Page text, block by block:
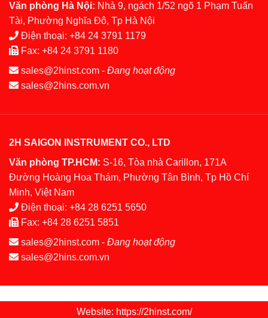
Văn phòng Hà Nội: Nhà 9, ngách 1/52 ngõ 1 Phạm Tuấn
Tài, Phường Nghĩa Đô, Tp Hà Nội
Điện thoại: +84 24 3791 1179
Fax: +84 24 3791 1180
sales@2hinst.com - Đang hoạt động
sales@2hins.com.vn
2H SAIGON INSTRUMENT CO., LTD
Văn phòng TP.HCM: S-16, Tòa nhà Carillon, 171A
Đường Hoàng Hoa Thám, Phường Tân Bình, Tp Hồ Chí
Minh, Việt Nam
Điện thoại: +84 28 6251 5650
Fax: +84 28 6251 5851
sales@2hinst.com - Đang hoạt động
sales@2hins.com.vn
Website: https://2hinst.com/